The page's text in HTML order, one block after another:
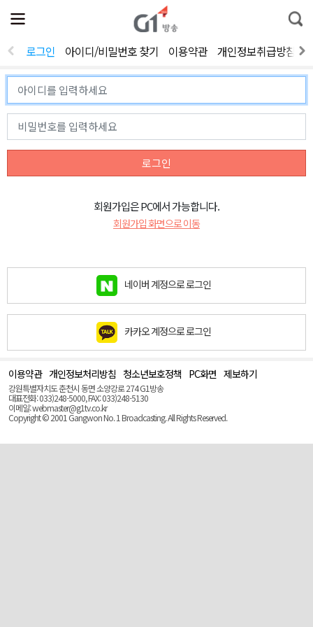
전
체
뉴
열
통
합
색
로그인 아이디/비밀번호 찾기 이용약관 개인정보취급방침
로그인
회원가입은 PC에서 가능합니다.
회원가입 화면으로 이동
네이버 계정으로 로그인
카카오 계정으로 로그인
이용약관 개인정보처리방침 청소년보호정책 PC화면 제보하기
강원특별자치도 춘천시 동면 소양강로 274 G1방송
대표전화: 033)248-5000, FAX: 033)248-5130
이메일: webmaster@g1tv.co.kr
Copyright © 2001 Gangwon No. 1 Broadcasting. All Rights Reserved.